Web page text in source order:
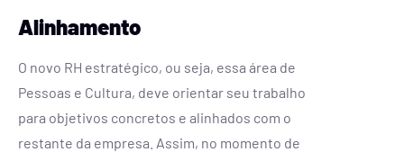
Alinhamento
O novo RH estratégico, ou seja, essa área de
Pessoas e Cultura, deve orientar seu trabalho
para objetivos concretos e alinhados com o
restante da empresa. Assim, no momento de